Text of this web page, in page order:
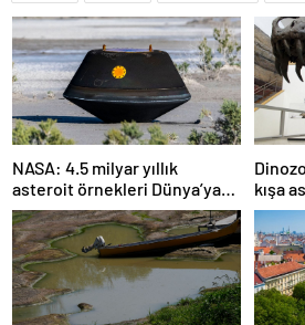
NASA: 4.5 milyar yıllık
asteroit örnekleri Dünya’ya
getirildi; yaşamın
başlangıcına ışık tutabilir
kışa
|